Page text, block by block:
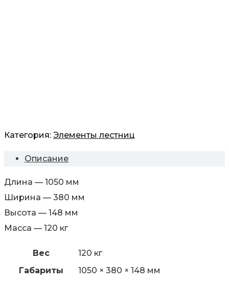
Категория: Элементы лестниц
Описание
Длина — 1050 мм
Ширина — 380 мм
Высота — 148 мм
Масса — 120 кг
Вес
120 кг
Габариты
1050 × 380 × 148 мм